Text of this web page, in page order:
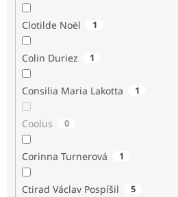
Clotilde Noël 1
Colin Duriez 1
Consilia Maria Lakotta 1
Coolus 0
Corinna Turnerová 1
Ctirad Václav Pospíšil 5